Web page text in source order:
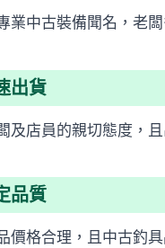
業中古裝備聞名，老
出貨
及店員的親切態度，
品質
價格合理，且中古釣